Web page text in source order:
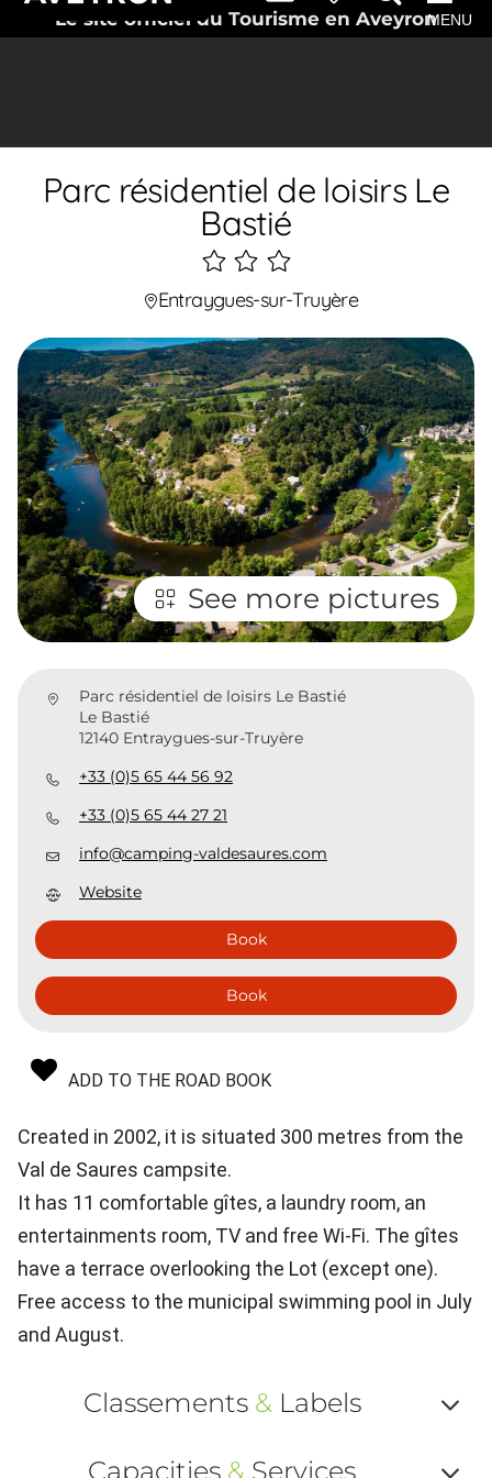
Le site officiel du Tourisme en AveyronMENU
Parc résidentiel de loisirs Le
Bastié
3
étoiles
Entraygues-sur-Truyère
See more pictures
Parc résidentiel de loisirs Le Bastié
Le Bastié
12140 Entraygues-sur-Truyère
+33 (0)5 65 44 56 92
+33 (0)5 65 44 27 21
info@camping-valdesaures.com
Website
Book
Book
ADD TO THE ROAD BOOK
Created in 2002, it is situated 300 metres from the
Val de Saures campsite.
It has 11 comfortable gîtes, a laundry room, an
entertainments room, TV and free Wi-Fi. The gîtes
have a terrace overlooking the Lot (except one).
Free access to the municipal swimming pool in July
and August.
Classements &Labels
Capacities & Services